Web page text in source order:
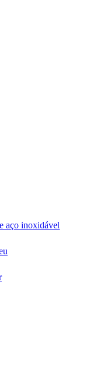
aço inoxidável